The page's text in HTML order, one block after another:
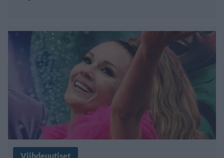
Viihdeuutiset